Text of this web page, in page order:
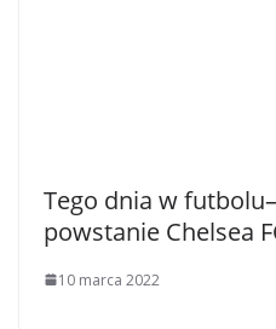
Tego dnia w
powstanie Chelsea
10 marca 2022